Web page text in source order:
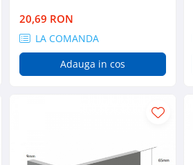
20,69 RON
LA COMANDA
Adauga in cos